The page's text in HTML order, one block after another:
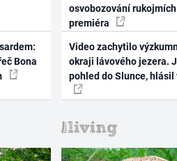
Bona
osvobozování
premiéra
Video zachytilo
okraji lávového jezera.
pohled do Slunce, hlásil